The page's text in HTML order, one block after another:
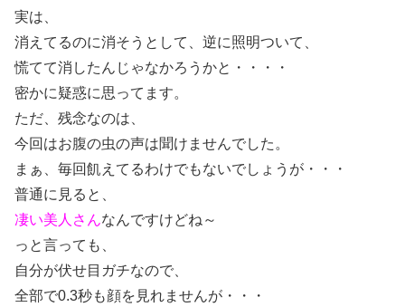
実は、
消えてるのに消そうとして、逆に照明ついて、
慌てて消したんじゃなかろうかと・・・・
密かに疑惑に思ってます。
ただ、残念なのは、
今回はお腹の虫の声は聞けませんでした。
まぁ、毎回飢えてるわけでもないでしょうが・・・
普通に見ると、
凄い美人さんなんですけどね～
っと言っても、
自分が伏せ目ガチなので、
全部で0.3秒も顔を見れませんが・・・